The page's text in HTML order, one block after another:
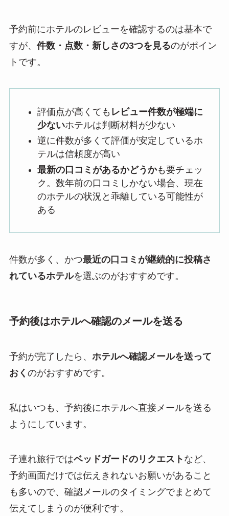
予約前にホテルのレビューを確認するのは基本で
すが、 件数・点数・新しさの3つを見るのがポイン
トです。
評価点が高くても レビュー件数が極端に
少ないホテルは判断材料が少ない
逆に件数が多くて評価が安定しているホ
テルは信頼度が高い
最新の口コミがあるかどうかも要チェッ
ク。数年前の口コミしかない場合、現在
のホテルの状況と乖離している可能性が
ある
件数が多く、かつ最近の口コミが継続的に投稿さ
れているホテルを選ぶのがおすすめです。
予約後はホテルへ確認のメールを送る
予約が完了したら、 ホテルへ確認メールを送って
おく のがおすすめです。
私はいつも、予約後にホテルへ直接メールを送る
ようにしています。
子連れ旅行ではベッドガードのリクエスト など、
予約画面だけでは伝えきれないお願いがあること
も多いので、確認メールのタイミングでまとめて
伝えてしまうのが便利です。